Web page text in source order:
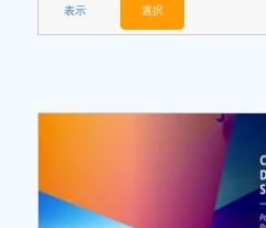
表示 選択